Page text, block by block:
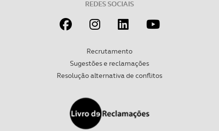
REDES SOCIAIS
Recrutamento
Sugestões e reclamações
Resolução alternativa de conflitos